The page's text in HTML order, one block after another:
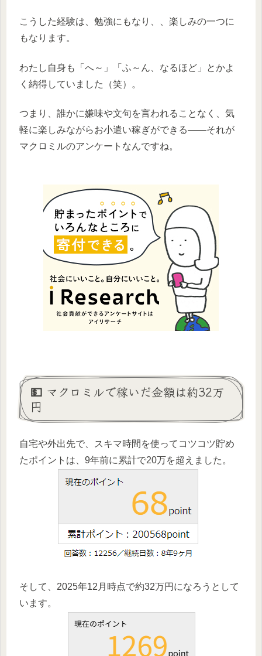
こうした経験は、勉強にもなり、、楽しみの一つに
もなります。
わたし自身も「へ～」「ふ～ん、なるほど」とかよ
く納得していました（笑）。
つまり、誰かに嫌味や文句を言われることなく、気
軽に楽しみながらお小遣い稼ぎができる――それが
マクロミルのアンケートなんですね。
💵 マクロミルで稼いだ金額は約32万
円
自宅や外出先で、スキマ時間を使ってコツコツ貯め
たポイントは、9年前に累計で20万を超えました。
そして、2025年12月時点で約32万円になろうとして
います。